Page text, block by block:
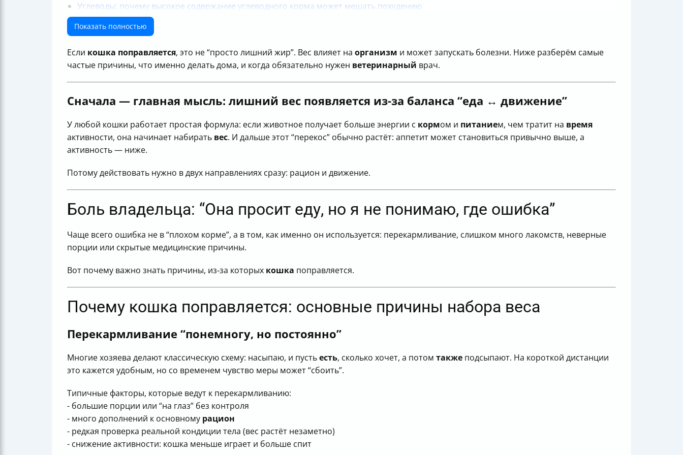
Углеводы: почему высокое содержание углеводного корма может мешать похудению
Как выбрать корм для кошки, склонной к полноте (без лишней сложности)
Как правильно рассчитать норму кормления (и почему “табличка на упаковке” важна)
Порода и возраст: влияет ли это?
Как обеспечить физическую активность дома
После того как вы изменили корм: какие шаги делать дальше
Когда нужно обратиться к ветеринарному врачу по поводу веса кошки
Может ли заболевание вызывать набор веса?
Если кошка “не просто толстеет”, а ещё и ведёт себя странно
Какие анализы может назначить ветеринар, чтобы понять причину проблем с весом
Итог: “кошку поправляется — что делать” в 5 действиях
Показать полностью
Если кошка поправляется, это не “просто лишний жир”. Вес влияет на организм и может запускать болезни. Ниже разберём самые
частые причины, что именно делать дома, и когда обязательно нужен ветеринарный врач.
Сначала — главная мысль: лишний вес появляется из-за баланса “еда ↔ движение”
У любой кошки работает простая формула: если животное получает больше энергии с кормом и питанием, чем тратит на время
активности, она начинает набирать вес. И дальше этот “перекос” обычно растёт: аппетит может становиться привычно выше, а
активность — ниже.
Потому действовать нужно в двух направлениях сразу: рацион и движение.
Боль владельца: “Она просит еду, но я не понимаю, где ошибка”
Чаще всего ошибка не в “плохом корме”, а в том, как именно он используется: перекармливание, слишком много лакомств, неверные
порции или скрытые медицинские причины.
Вот почему важно знать причины, из‑за которых кошка поправляется.
Почему кошка поправляется: основные причины набора веса
Перекармливание “понемногу, но постоянно”
Многие хозяева делают классическую схему: насыпаю, и пустьесть, сколько хочет, а потом также подсыпают. На короткой дистанции
это кажется удобным, но со временем чувство меры может “сбоить”.
Типичные факторы, которые ведут к перекармливанию:
- большие порции или “на глаз” без контроля
- много дополнений к основному рацион
- редкая проверка реальной кондиции тела (вес растёт незаметно)
- снижение активности: кошка меньше играет и больше спит